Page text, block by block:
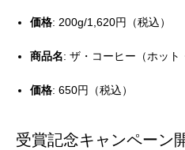
価格: 200g/1,620円（税込）
商品名: ザ・コーヒー（ホット
価格: 650円（税込）
受賞記念キャンペーン